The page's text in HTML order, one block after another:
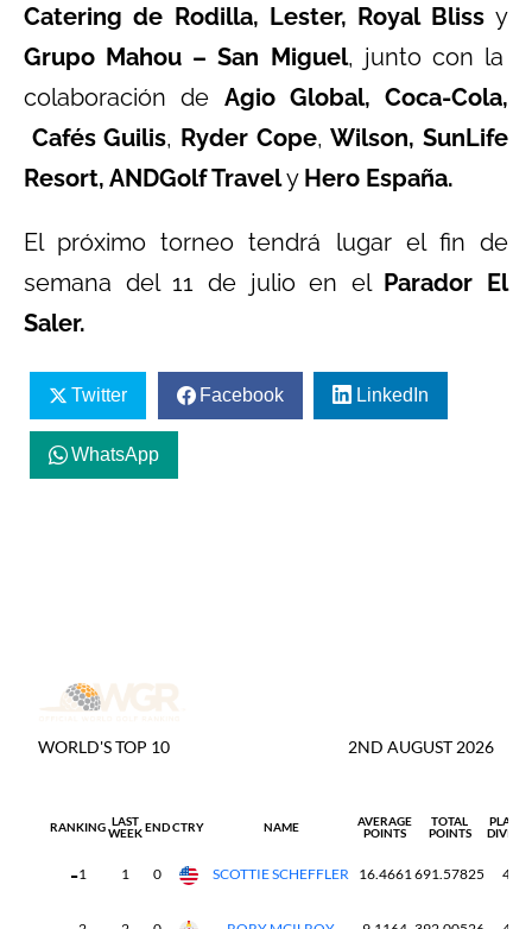
Catering de Rodilla, Lester, Royal Blissy
Grupo Mahou – San Miguel, junto con la
colaboración de Agio Global, Coca-Cola,
Cafés Guilis, Ryder Cope,Wilson, SunLife
Resort, ANDGolf Travely Hero España.
El próximo torneo tendrá lugar el fin de
semana del 11 de julio en el Parador El
Saler.
Twitter Facebook LinkedIn
WhatsApp